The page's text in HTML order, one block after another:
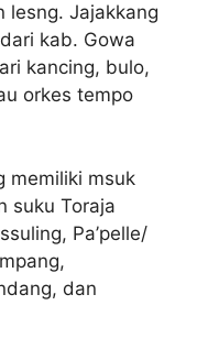
lesng. Jajakkang
kab. Gowa
kancing, bulo,
orkes tempo
memiliki msuk
suku Toraja
Pa’pelle/
dan